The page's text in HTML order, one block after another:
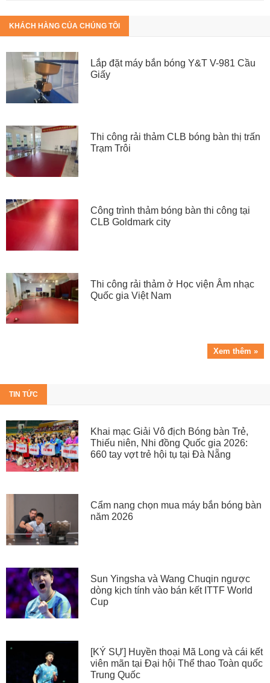
KHÁCH HÀNG CỦA CHÚNG TÔI
Lắp đặt máy bắn bóng Y&T V-981 Cầu
Giấy
Thi công rải thảm CLB bóng bàn thị trấn
Trạm Trôi
Công trình thảm bóng bàn thi công tại
CLB Goldmark city
Thi công rải thảm ở Học viện Âm nhạc
Quốc gia Việt Nam
Xem thêm »
TIN TỨC
Khai mạc Giải Vô địch Bóng bàn Trẻ,
Thiếu niên, Nhi đồng Quốc gia 2026:
660 tay vợt trẻ hội tụ tại Đà Nẵng
Cẩm nang chọn mua máy bắn bóng bàn
năm 2026
Sun Yingsha và Wang Chuqin ngược
dòng kịch tính vào bán kết ITTF World
Cup
[KÝ SỰ] Huyền thoại Mã Long và cái kết
viên mãn tại Đại hội Thể thao Toàn quốc
Trung Quốc